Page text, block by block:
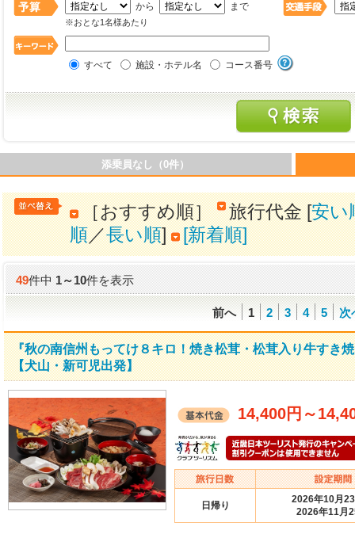
から まで
※おとな1名様あたり
すべて 施設・ホテル名 コース番号
添乗員なし（0件）
［おすすめ順］ 旅行代金 [安い
順／長い順] [新着順]
49件中1～10件を表示
前へ 1 2 3 4 5 次
『秋の南信州もってけ８キロ！焼き松茸・松茸入り牛すき
【犬山・新可児出発】
14,400円 ～
日帰り
2026年10月
2026年11月